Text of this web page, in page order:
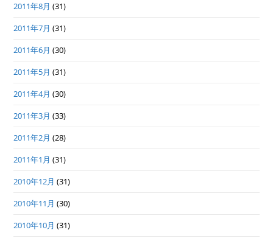
2011年8月 (31)
2011年7月 (31)
2011年6月 (30)
2011年5月 (31)
2011年4月 (30)
2011年3月 (33)
2011年2月 (28)
2011年1月 (31)
2010年12月 (31)
2010年11月 (30)
2010年10月 (31)